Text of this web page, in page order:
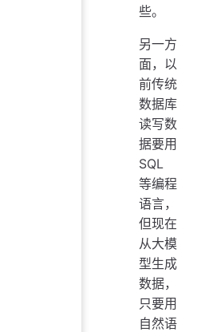
些。
另一方
面，以
前传统
数据库
读写数
据要用
SQL
等编程
语言，
但现在
从大模
型生成
数据，
只要用
自然语